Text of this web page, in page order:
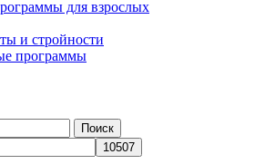
для взрослых
и стройности
программы